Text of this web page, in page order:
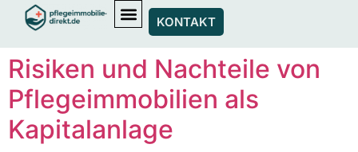
KONTAKT
Risiken und Nachteile von
Pflegeimmobilien als
Kapitalanlage